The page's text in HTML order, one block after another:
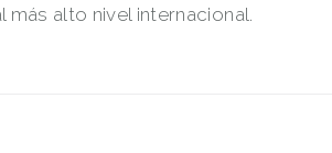
alto nivel internacional.